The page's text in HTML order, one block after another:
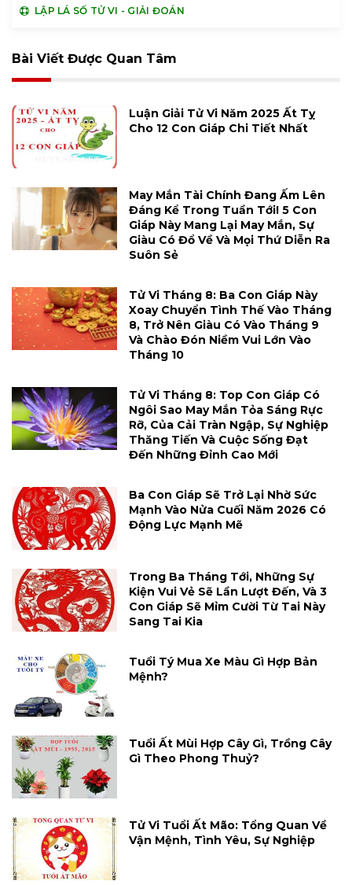
LẬP LÁ SỐ TỬ VI - GIẢI ĐOÁN
Bài Viết Được Quan Tâm
Luận Giải Tử Vi Năm 2025 Ất Tỵ
Cho 12 Con Giáp Chi Tiết Nhất
May Mắn Tài Chính Đang Ấm Lên
Đáng Kể Trong Tuần Tới! 5 Con
Giáp Này Mang Lại May Mắn, Sự
Giàu Có Đổ Về Và Mọi Thứ Diễn Ra
Suôn Sẻ
Tử Vi Tháng 8: Ba Con Giáp Này
Xoay Chuyển Tình Thế Vào Tháng
8, Trở Nên Giàu Có Vào Tháng 9
Và Chào Đón Niềm Vui Lớn Vào
Tháng 10
Tử Vi Tháng 8: Top Con Giáp Có
Ngôi Sao May Mắn Tỏa Sáng Rực
Rỡ, Của Cải Tràn Ngập, Sự Nghiệp
Thăng Tiến Và Cuộc Sống Đạt
Đến Những Đỉnh Cao Mới
Ba Con Giáp Sẽ Trở Lại Nhờ Sức
Mạnh Vào Nửa Cuối Năm 2026 Có
Động Lực Mạnh Mẽ
Trong Ba Tháng Tới, Những Sự
Kiện Vui Vẻ Sẽ Lần Lượt Đến, Và 3
Con Giáp Sẽ Mỉm Cười Từ Tai Này
Sang Tai Kia
Tuổi Tý Mua Xe Màu Gì Hợp Bản
Mệnh?
Tuổi Ất Mùi Hợp Cây Gì, Trồng Cây
Gì Theo Phong Thuỷ?
Tử Vi Tuổi Ất Mão: Tổng Quan Về
Vận Mệnh, Tình Yêu, Sự Nghiệp